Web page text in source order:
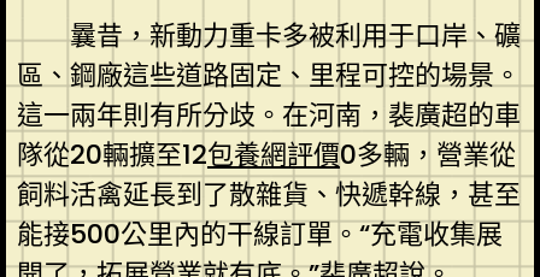
曩昔，新動力重卡多被利用于口岸、礦
區、鋼廠這些道路固定、里程可控的場景。
這一兩年則有所分歧。在河南，裴廣超的車
隊從20輛擴至12包養網評價0多輛，營業從
飼料活禽延長到了散雜貨、快遞幹線，甚至
能接500公里內的干線訂單。“充電收集展